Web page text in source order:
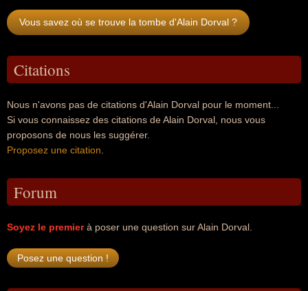
Vous savez où se trouve la tombe d'Alain Dorval ?
Citations
Nous n'avons pas de citations d'Alain Dorval pour le moment...
Si vous connaissez des citations de Alain Dorval, nous vous
proposons de nous les suggérer.
Proposez une citation
Forum
Soyez le premierà poser une question sur Alain Dorval.